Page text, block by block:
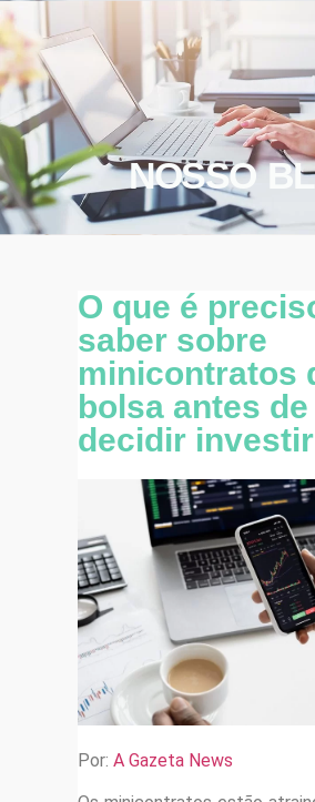
NOSSO
O que é
saber sobre
minicontratos
bolsa antes de
decidir investir
Por: A Gazeta News